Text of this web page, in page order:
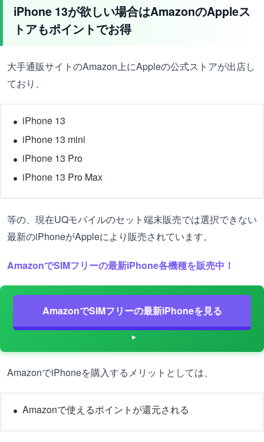
iPhone 13が欲しい場合はAmazonのAppleス
トアもポイントでお得
大手通販サイトのAmazon上にAppleの公式ストアが出店し
ており、
iPhone 13
iPhone 13 mini
iPhone 13 Pro
iPhone 13 Pro Max
等の、現在UQモバイルのセット端末販売では選択できない
最新のiPhoneがAppleにより販売されています。
AmazonでSIMフリーの最新iPhone各機種を販売中！
AmazonでSIMフリーの最新iPhoneを見る
AmazonでiPhoneを購入するメリットとしては、
Amazonで使えるポイントが還元される